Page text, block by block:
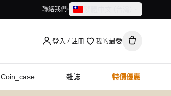
聯絡我們
繁體中文（台灣）
登入 / 註冊 我的最愛
Coin_case 雜誌 特價優惠